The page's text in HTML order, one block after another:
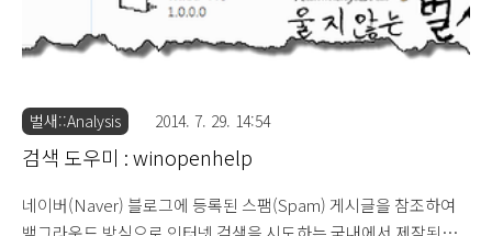
벌새::Analysis 2014. 7. 29. 14:54
검색 도우미 : winopenhelp
네이버(Naver) 블로그에 등록된 스팸(Spam) 게시글을 참조하여